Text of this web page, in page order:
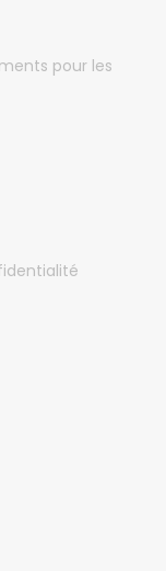
pour les